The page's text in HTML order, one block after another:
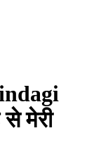
मेरी